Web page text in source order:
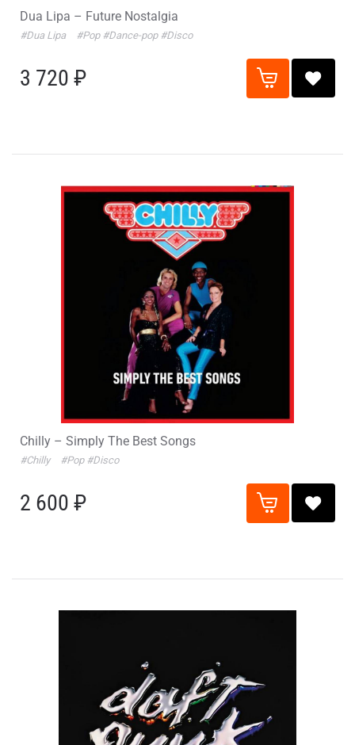
Dua Lipa – Future Nostalgia
#Dua Lipa #Pop #Dance-pop #Disco
3 720 ₽
Chilly – Simply The Best Songs
#Chilly #Pop #Disco
2 600 ₽